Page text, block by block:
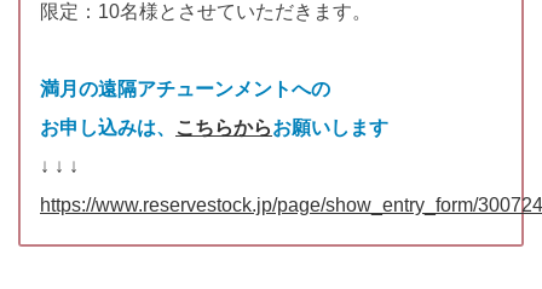
限定：10名様とさせていただきます。
満月の遠隔アチューンメントへの
お申し込みは、
こちらからお願いします
↓ ↓ ↓
https://www.reservestock.jp/page/show_entry_form/